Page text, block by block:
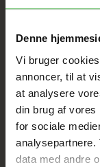
Denne
Vi bruger
annoncer, til at
at analysere
din brug af vores
for sociale
analysepartnere.
data med andre